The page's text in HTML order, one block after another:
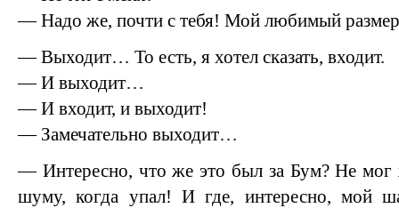
— Надо же, почти с тебя! Мой любимый
— Выходит… То есть, я хотел сказать, входит.
— И выходит…
— И входит, и выходит!
— Замечательно выходит…
— Интересно, что же это был за Бум? Не мог
шуму, когда упал! И где, интересно, мой